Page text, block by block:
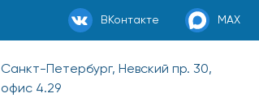
ВКонтакте MAX
Санкт-Петербург, Невский пр. 30,
офис 4.29